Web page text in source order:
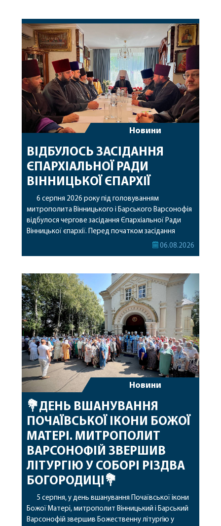
Новини
ВІДБУЛОСЬ ЗАСІДАННЯ
ЄПАРХІАЛЬНОЇ РАДИ
ВІННИЦЬКОЇ ЄПАРХІЇ
6 серпня 2026 року під головуванням
митрополита Вінницького і Барського Варсонофія
відбулося чергове засідання Єпархіальної Ради
Вінницької єпархії. Перед початком засідання
секретар Єпархіальної Ради від імені членів Ради
побажавши йому міцного здоров’я, Божої
допомоги, миру, духовної радості та
благословенних успіхів у подальшому
архіпастирському служінні. […]
06.08.2026
Новини
💐ДЕНЬ ВШАНУВАННЯ
ПОЧАЇВСЬКОЇ ІКОНИ БОЖОЇ
МАТЕРІ. МИТРОПОЛИТ
ВАРСОНОФІЙ ЗВЕРШИВ
ЛІТУРГІЮ У СОБОРІ РІЗДВА
БОГОРОДИЦІ💐
5 серпня, у день вшанування Почаївської ікони
Божої Матері, митрополит Вінницький і Барський
Варсонофій звершив Божественну літургію у